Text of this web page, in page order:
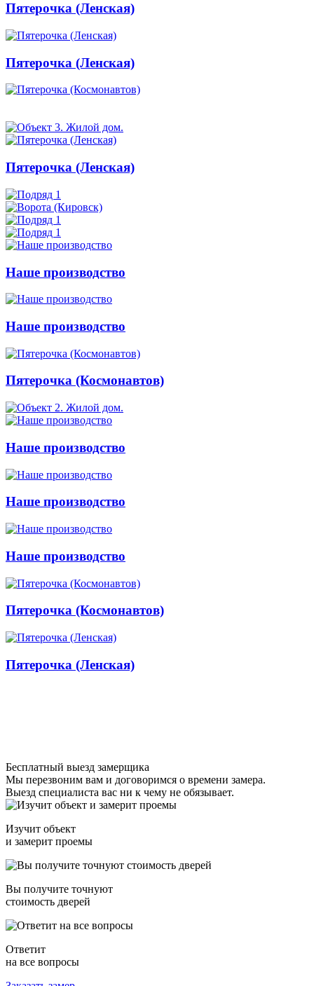
Пятерочка (Ленская)
Пятерочка (Ленская)
Пятерочка (Ленская)
Наше производство
Наше производство
Пятерочка (Космонавтов)
Наше производство
Наше производство
Наше производство
Пятерочка (Космонавтов)
Пятерочка (Ленская)
Бесплатный выезд замерщика
Мы перезвоним вам и договоримся о времени замера.
Выезд специалиста вас ни к чему не обязывает.
Изучит объект
и замерит проемы
Вы получите точнуют
стоимость дверей
Ответит
на все вопросы